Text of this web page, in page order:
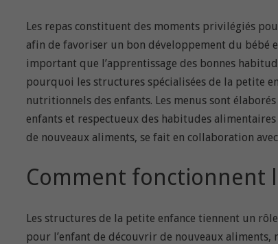
Les repas constituent des moments privilégiés
afin de favoriser un bon développement du bébé
important que l’apprentissage des bonnes
pourquoi les structures spécialisées de la petite
nutritionnels des enfants. Les menus sont
enfants et respectueux des habitudes
de nouveaux aliments, se fait en collaboration
Comment fonctionnent
Les structures de la petite enfance tiennent un rôle
pour l’enfant de découvrir de nouveaux